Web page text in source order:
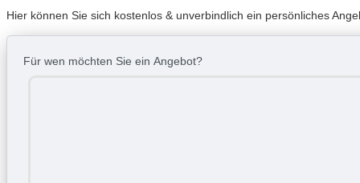
Hier können Sie sich kostenlos & unverbindlich ein persönliches
Für wen möchten Sie ein Angebot?